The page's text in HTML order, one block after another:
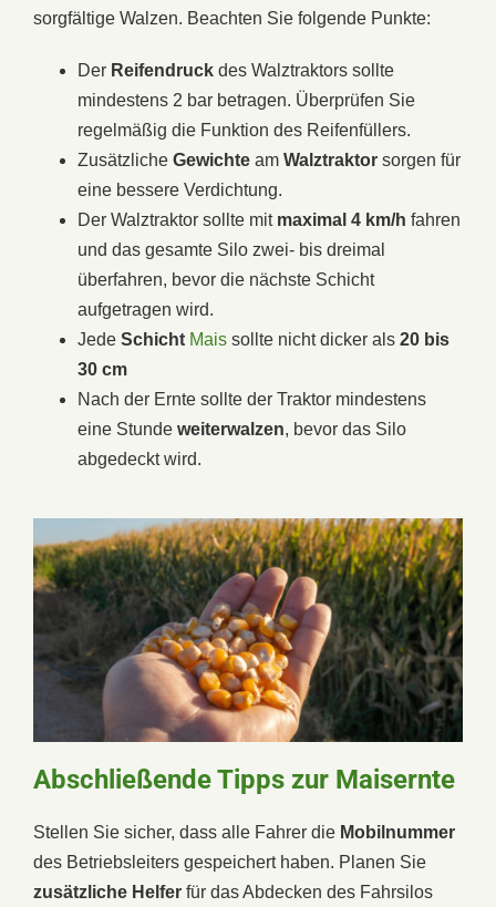
sorgfältige Walzen. Beachten Sie folgende Punkte:
Der Reifendruck des Walztraktors sollte
mindestens 2 bar betragen. Überprüfen Sie
regelmäßig die Funktion des Reifenfüllers.
Zusätzliche Gewichte am Walztraktor sorgen für
eine bessere Verdichtung.
Der Walztraktor sollte mit maximal 4 km/h fahren
und das gesamte Silo zwei- bis dreimal
überfahren, bevor die nächste Schicht
aufgetragen wird.
Jede Schicht Mais sollte nicht dicker als 20 bis
30 cm
Nach der Ernte sollte der Traktor mindestens
eine Stunde weiterwalzen, bevor das Silo
abgedeckt wird.
Abschließende Tipps zur Maisernte
Stellen Sie sicher, dass alle Fahrer die Mobilnummer
des Betriebsleiters gespeichert haben. Planen Sie
zusätzliche Helfer für das Abdecken des Fahrsilos